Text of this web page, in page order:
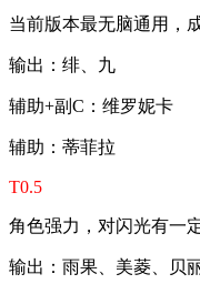
当前版本最无脑通用，
输出：绯、九
辅助+副C：维罗妮卡
辅助：蒂菲拉
T0.5
角色强力，对闪光有一
输出：雨果、美菱、贝